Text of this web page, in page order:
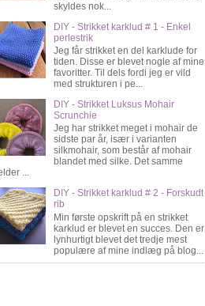
skyldes nok...
DIY - Strikket karklud # 1 - Enkel
perlestrik
Jeg får strikket en del karklude for
tiden. Disse er blevet nogle af mine
favoritter. Til dels fordi jeg er vild
med strukturen i pe...
DIY - Strikket Luksus Mohair
Scrunchie
Jeg har strikket meget i mohair de
sidste par år, især i varianten
silkmohair, som består af mohair
blandet med silke. Det samme
...
DIY - Strikket karklud # 2 - Forskudt
rib
Min første opskrift på en strikket
karklud er blevet en succes. Den er
lynhurtigt blevet det tredje mest
populære af mine indlæg på blog...